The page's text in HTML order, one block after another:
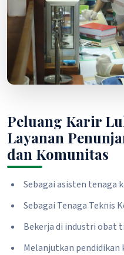
Peluang Karir
Layanan
dan Komunitas
Sebagai asisten tenaga
Sebagai Tenaga Teknis
Bekerja di industri obat
Melanjutkan pendidikan